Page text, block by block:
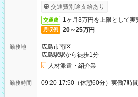
受取りサービス利用可（利用条件有
交通費別途支給あり
交通費 1ヶ月3万円を上限として実
月収例 20～25万円
勤務地
広島市南区
広島駅駅から徒歩1分
人材派遣・紹介業
勤務時間 09:20-17:50（休憩60分）実働7時